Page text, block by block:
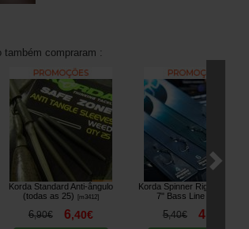
também compraram :
Korda Standard Anti-ângulo
(todas as 25)
m3412]
6,90€ 6,40€
Korda Spinner Rig Kurv Boom
7" Bass Line
5,40€ 4